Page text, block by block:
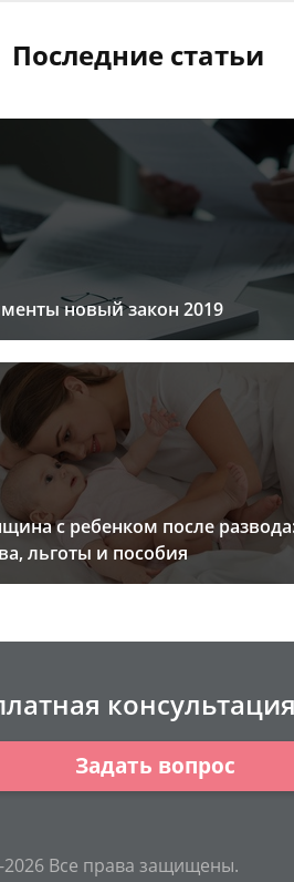
Последние статьи
новый закон 2019
с ребенком после
льготы и пособия
Задать вопрос
Все права защищены.